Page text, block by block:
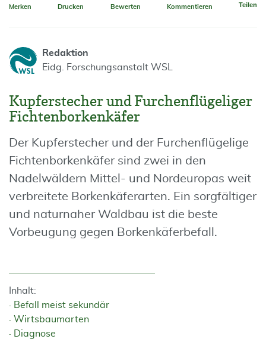
Merken Drucken Bewerten Kommentieren Teilen
Redaktion
Eidg. Forschungsanstalt WSL
Kupferstecher und Furchenflügeliger
Fichtenborkenkäfer
Der Kupferstecher und der Furchenflügelige
Fichtenborkenkäfer sind zwei in den
Nadelwäldern Mittel- und Nordeuropas weit
verbreitete Borkenkäferarten. Ein sorgfältiger
und naturnaher Waldbau ist die beste
Vorbeugung gegen Borkenkäferbefall.
Inhalt:
Befall meist sekundär
Wirtsbaumarten
Diagnose